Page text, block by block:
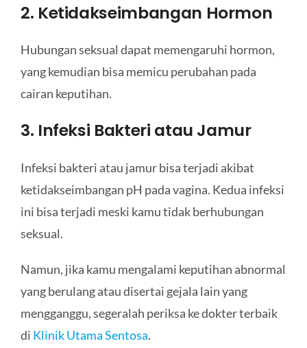
2. Ketidakseimbangan Hormon
Hubungan seksual dapat memengaruhi hormon,
yang kemudian bisa memicu perubahan pada
cairan keputihan.
3. Infeksi Bakteri atau Jamur
Infeksi bakteri atau jamur bisa terjadi akibat
ketidakseimbangan pH pada vagina. Kedua infeksi
ini bisa terjadi meski kamu tidak berhubungan
seksual.
Namun, jika kamu mengalami keputihan abnormal
yang berulang atau disertai gejala lain yang
mengganggu, segeralah periksa ke dokter terbaik
di Klinik Utama Sentosa.